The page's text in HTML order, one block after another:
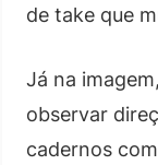
de take que
Já na
observar
cadernos